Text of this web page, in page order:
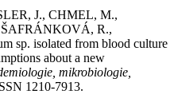
J., CHMEL, M.,
R.,
sp. isolated from blood culture
about a new
mikrobiologie,
1210-7913.